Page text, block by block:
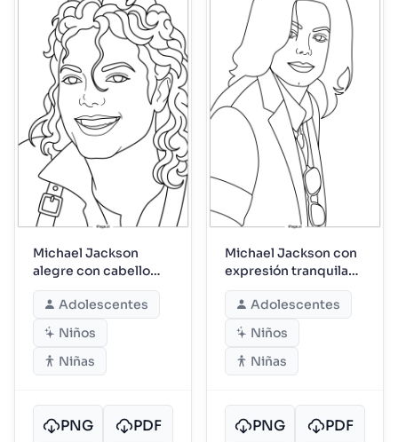
Michael Jackson
alegre con cabello
rizado en primer
planoAdolescentes
Niños
Niñas
PNG PDF
Michael Jackson con
expresión tranquila
junto a gafas de sol
colgantes
Adolescentes
Niños
Niñas
PNG PDF